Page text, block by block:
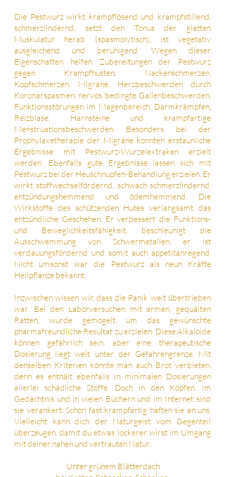
Die Pestwurz wirkt krampflösend und krampfstillend,
schmerzlindernd, setzt den Tonus der glatten
Muskulatur herab (spasmolytisch), ist vegetativ
ausgleichend und beruhigend. Wegen dieser
Eigenschaften helfen Zubereitungen der Pestwurz
gegen Krampfhusten, Nackenschmerzen,
Kopfschmerzen, Migräne, Herzbeschwerden durch
Koronarspasmen, nervös bedingte Gallenbeschwerden,
Funktionsstörungen im Magenbereich, Darmkrämpfen,
Reizblase, Harnsteine und krampfartige
Menstruationsbeschwerden. Besonders bei der
Prophylaxetherapie der Migräne konnten erstaunliche
Ergebnisse mit Pestwurz-Wurzelextraken erzielt
werden. Ebenfalls gute Ergebnisse lassen sich mit
Pestwurz bei der Heuschnupfen-Behandlung erzielen. Er
wirkt stoffwechselfördernd, schwach schmerzlindernd,
entzündungshemmend und ödemhemmend. Die
Wirkstoffe des schützenden Hutes verlangsamt das
entzündliche Geschehen. Er verbessert die Funktions-
und Beweglichkeitsfähigkeit, beschleunigt die
Ausschwemmung von Schwermetallen, er ist
verdauungsfördernd und somit auch appetitanregend.
Nicht umsonst war die Pestwurz als neun Kräfte
Heilpflanze bekannt.
Inzwischen wissen wir, dass die Panik weit übertrieben
war. Bei den Laborversuchen mit armen, gequälten
Ratten, wurde gemogelt, um das gewünschte
pharmafreundliche Resultat zu erzielen. Diese Alkaloide
können gefährlich sein, aber eine therapeutische
Dosierung liegt weit unter der Gefahrengrenze, Mit
denselben Kriterien könnte man auch Brot verbieten,
denn es enthält ebenfalls in minimalen Dosierungen
allerlei schädliche Stoffe. Doch in den Köpfen, im
Gedächtnis und in vielen Büchern und im Internet sind
sie verankert. Schon fast krampfartig haften sie an uns.
Vielleicht kann dich der Naturgeist vom Gegenteil
überzeugen, damit du etwas lockerer wirst im Umgang
mit deiner nahen und vertrauten Natur.
Unter grünem Blätterdach